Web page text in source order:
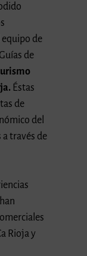
de
de
Éstas
de
del
través de
Rioja y